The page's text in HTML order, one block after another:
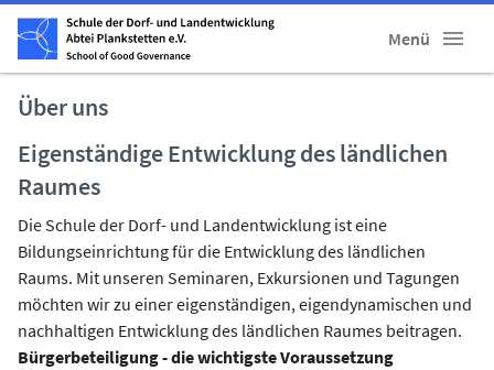
Menü
Über uns
Eigenständige Entwicklung des ländlichen
Raumes
Die Schule der Dorf- und Landentwicklung ist eine
Bildungseinrichtung für die Entwicklung des ländlichen
Raums. Mit unseren Seminaren, Exkursionen und Tagungen
möchten wir zu einer eigenständigen, eigendynamischen und
nachhaltigen Entwicklung des ländlichen Raumes beitragen.
Bürgerbeteiligung - die wichtigste Voraussetzung